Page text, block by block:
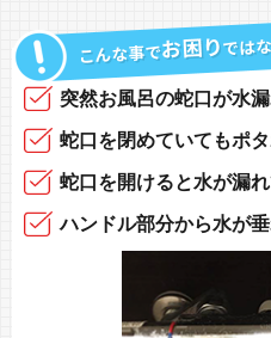
突然お風呂の蛇口 が水
蛇口を閉めていてもポ
蛇口を開けると水が漏
ハンドル部分から水が